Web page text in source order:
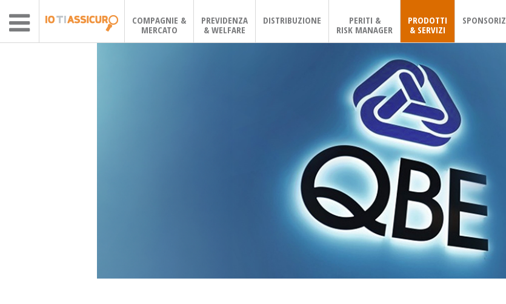
COMPAGNIE &
MERCATO
PREVIDENZA
& WELFARE
DISTRIBUZIONE
PERITI &
RISK MANAGER
PRODOTTI
& SERVIZI